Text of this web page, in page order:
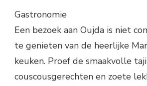
Gastronomie
Een bezoek aan Oujda is niet
te genieten van de heerlijke
keuken. Proef de smaakvolle
couscousgerechten en zoete